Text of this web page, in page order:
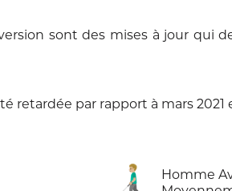
sont des mises à jour qui
par rapport à mars 2021
👨🏼‍🦯
Homme